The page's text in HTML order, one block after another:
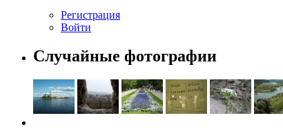
Регистрация
Войти
Случайные фотографии